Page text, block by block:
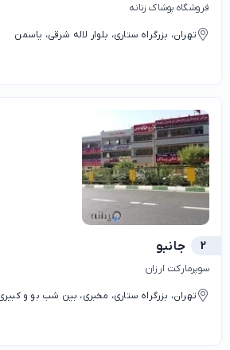
فروشگاه پوشاک زنانه
تهران، بزرگراه ستاری، بلوار لاله شرقی، یاسمن
2 جانبو
سوپرمارکت ارزان
تهران، بزرگراه ستاری، مخبری، بین شب بو و